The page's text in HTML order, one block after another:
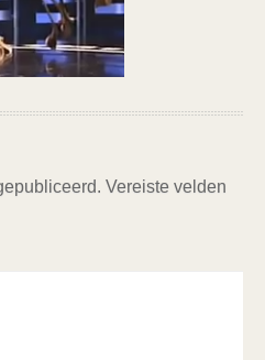
Vereiste velden